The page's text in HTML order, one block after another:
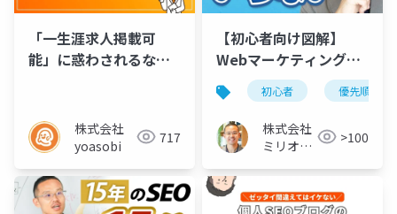
「一生涯求人掲載可
能」に惑わされるな！
株式会社
yoasobi
717
【初心者向け図解】
Webマーケティングっ
て、何からやればい
い？優先順位を解説
初心者 優先順位
株式会社
ミリオン
>100